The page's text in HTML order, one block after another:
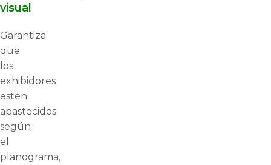
visual
Garantiza
que
los
exhibidores
estén
abastecidos
según
el
planograma,